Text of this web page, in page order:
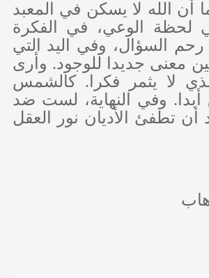
أن الله لا يسكن في المعبد
لحظة الوعي، في الفكرة
رحم السؤال، وفي اليد التي
معنى جديدا للوجود. وأرى
لا يثمر فكرا. كالشمس
أبدا. وفي النهاية، لست ضد
أن تطفئ الأديان نور العقل